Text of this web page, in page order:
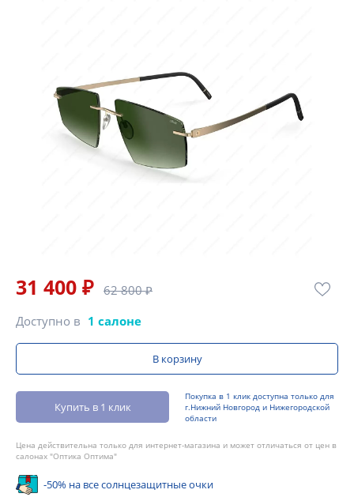
31 400 ₽ 62 800 ₽
Доступно в 1 салоне
В корзину
Купить в 1 клик
Покупка в 1 клик доступна только для
г.Нижний Новгород и Нижегородской
области
Цена действительна только для интернет-магазина и может отличаться от цен в
салонах "Оптика Оптима"
-50% на все солнцезащитные очки